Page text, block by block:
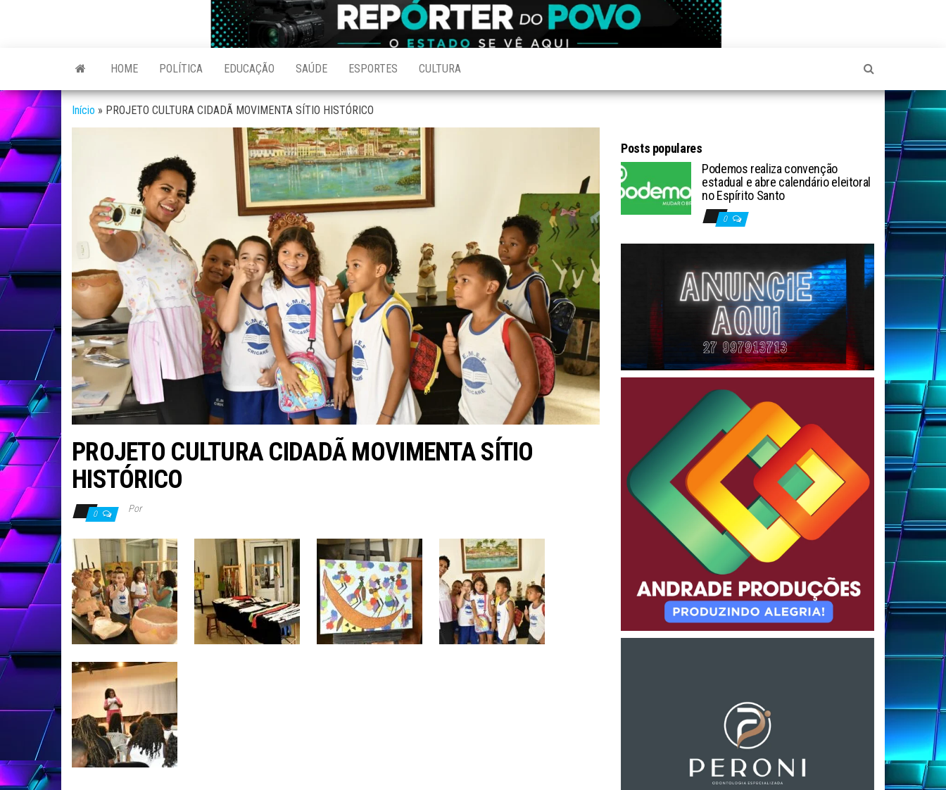
do povo
variadas
de
Linhares
HOME POLÍTICA EDUCAÇÃO SAÚDE ESPORTES CULTURA
Início » PROJETO CULTURA CIDADÃ MOVIMENTA SÍTIO HISTÓRICO
PROJETO CULTURA CIDADÃ MOVIMENTA SÍTIO
HISTÓRICO
0 Por
Posts populares
Podemos realiza convenção
estadual e abre calendário eleitoral
no Espírito Santo
0